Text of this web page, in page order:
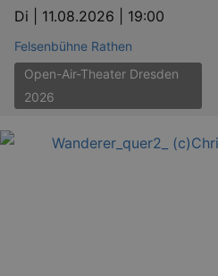
Di | 11.08.2026 | 19:00
Felsenbühne Rathen
Open-Air-Theater Dresden
2026